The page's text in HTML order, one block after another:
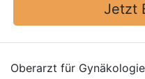
Jetzt
Oberarzt für